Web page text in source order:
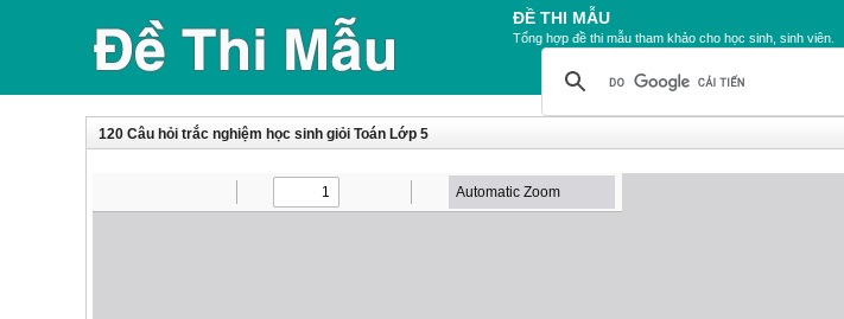
ĐỀ THI MẪU
Tổng hợp đề thi mẫu tham khảo cho học sinh, sinh viên.
120 Câu hỏi trắc nghiệm học sinh giỏi Toán Lớp 5